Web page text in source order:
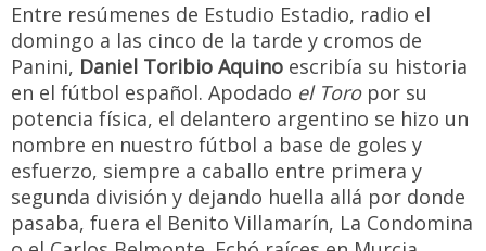
Entre resúmenes de Estudio Estadio, radio el
domingo a las cinco de la tarde y cromos de
Panini, Daniel Toribio Aquino escribía su historia
en el fútbol español. Apodado el Toropor su
potencia física, el delantero argentino se hizo un
nombre en nuestro fútbol a base de goles y
esfuerzo, siempre a caballo entre primera y
segunda división y dejando huella allá por donde
pasaba, fuera el Benito Villamarín, La Condomina